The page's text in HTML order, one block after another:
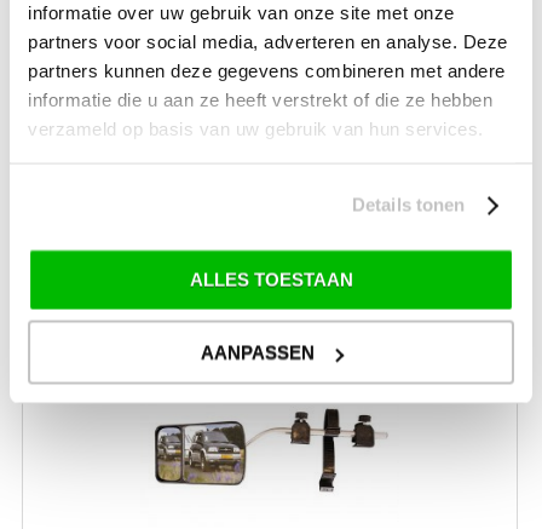
informatie over uw gebruik van onze site met onze
partners voor social media, adverteren en analyse. Deze
partners kunnen deze gegevens combineren met andere
informatie die u aan ze heeft verstrekt of die ze hebben
verzameld op basis van uw gebruik van hun services.
Details tonen
ALLES TOESTAAN
AANPASSEN
HABA COLT SPECIAL OPZETSPIEGEL BOL GLAS P. SET